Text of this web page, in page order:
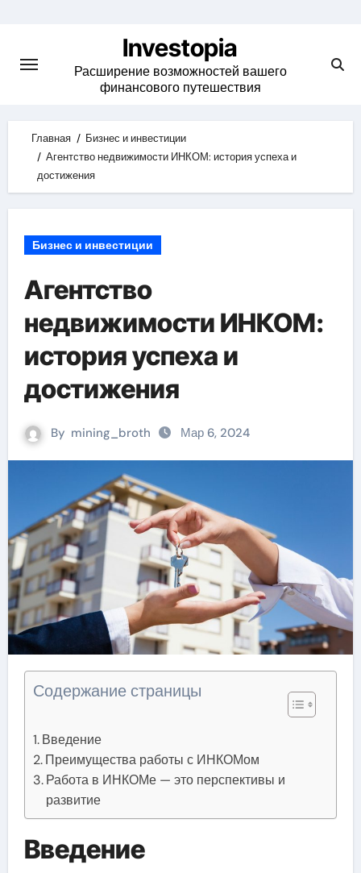
content
Investopia
Расширение возможностей вашего
финансового путешествия
Главная
Бизнес и инвестиции
Агентство недвижимости ИНКОМ: история успеха и
достижения
Бизнес и инвестиции
Агентство
недвижимости ИНКОМ:
история успеха и
достижения
By mining_broth Мар 6, 2024
Содержание страницы
Введение
Преимущества работы с ИНКОМом
Работа в ИНКОМе — это перспективы и
развитие
Введение